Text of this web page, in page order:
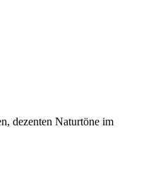
dezenten Naturtöne im